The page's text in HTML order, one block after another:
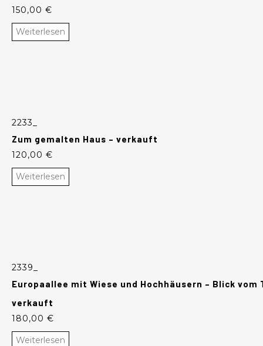
150,00 €
Weiterlesen
2233_
Zum gemalten Haus – verkauft
120,00 €
Weiterlesen
2339_
Europaallee mit Wiese und Hochhäusern – Blick
verkauft
180,00 €
Weiterlesen